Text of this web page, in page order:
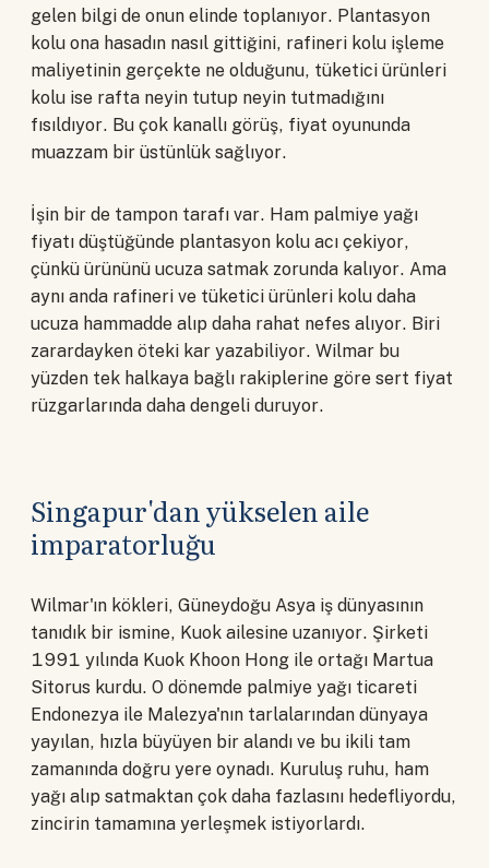
gelen bilgi de onun elinde toplanıyor. Plantasyon
kolu ona hasadın nasıl gittiğini, rafineri kolu işleme
maliyetinin gerçekte ne olduğunu, tüketici ürünleri
kolu ise rafta neyin tutup neyin tutmadığını
fısıldıyor. Bu çok kanallı görüş, fiyat oyununda
muazzam bir üstünlük sağlıyor.
İşin bir de tampon tarafı var. Ham palmiye yağı
fiyatı düştüğünde plantasyon kolu acı çekiyor,
çünkü ürününü ucuza satmak zorunda kalıyor. Ama
aynı anda rafineri ve tüketici ürünleri kolu daha
ucuza hammadde alıp daha rahat nefes alıyor. Biri
zarardayken öteki kar yazabiliyor. Wilmar bu
yüzden tek halkaya bağlı rakiplerine göre sert fiyat
rüzgarlarında daha dengeli duruyor.
Singapur'dan yükselen aile
imparatorluğu
Wilmar'ın kökleri, Güneydoğu Asya iş dünyasının
tanıdık bir ismine, Kuok ailesine uzanıyor. Şirketi
1991 yılında Kuok Khoon Hong ile ortağı Martua
Sitorus kurdu. O dönemde palmiye yağı ticareti
Endonezya ile Malezya'nın tarlalarından dünyaya
yayılan, hızla büyüyen bir alandı ve bu ikili tam
zamanında doğru yere oynadı. Kuruluş ruhu, ham
yağı alıp satmaktan çok daha fazlasını hedefliyordu,
zincirin tamamına yerleşmek istiyorlardı.